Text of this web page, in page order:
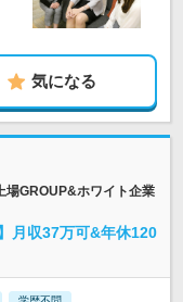
気になる
場GROUP&ホワイト企業
月収37万可&年休120